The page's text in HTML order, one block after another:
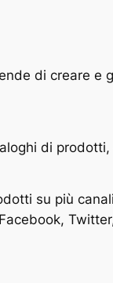
di creare e
di
su più